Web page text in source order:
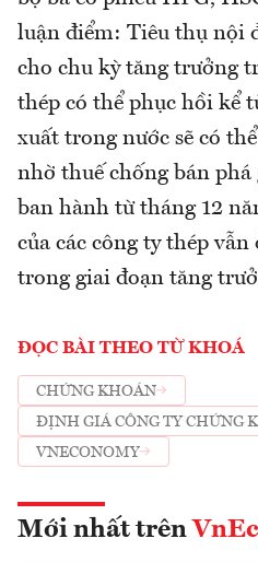
luận điểm: Tiêu thụ nội
cho chu kỳ tăng trưởng
thép có thể phục hồi kể
xuất trong nước sẽ có
nhờ thuế chống bán phá
ban hành từ tháng 12
của các công ty thép
trong giai đoạn tăng
ĐỌC BÀI THEO TỪ KHOÁ
CHỨNG KHOÁN
ĐỊNH GIÁ CÔNG TY CHỨNG
VNECONOMY
Mới nhất trên